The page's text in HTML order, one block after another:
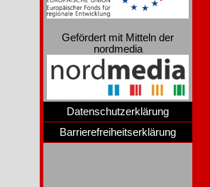
Gefördert mit Mitteln der
nordmedia
Datenschutzerklärung
Barrierefreiheitserklärung